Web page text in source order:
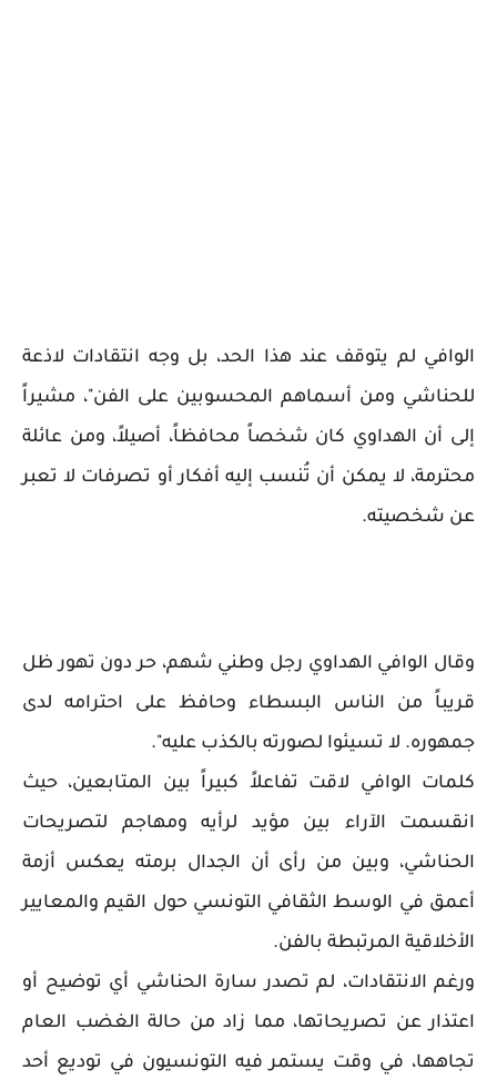
الوافي لم يتوقف عند هذا الحد، بل وجه انتقادات لاذعة
للحناشي ومن أسماهم المحسوبين على الفن"، مشيراً
إلى أن الهداوي كان شخصاً محافظاً، أصيلاً، ومن عائلة
محترمة، لا يمكن أن تُنسب إليه أفكار أو تصرفات لا تعبر
عن شخصيته.
وقال الوافي الهداوي رجل وطني شهم، حر دون تهور ظل
قريباً من الناس البسطاء وحافظ على احترامه لدى
جمهوره. لا تسيئوا لصورته بالكذب عليه".
كلمات الوافي لاقت تفاعلاً كبيراً بين المتابعين، حيث
انقسمت الآراء بين مؤيد لرأيه ومهاجم لتصريحات
الحناشي، وبين من رأى أن الجدال برمته يعكس أزمة
أعمق في الوسط الثقافي التونسي حول القيم والمعايير
الأخلاقية المرتبطة بالفن.
ورغم الانتقادات، لم تصدر سارة الحناشي أي توضيح أو
اعتذار عن تصريحاتها، مما زاد من حالة الغضب العام
تجاهها، في وقت يستمر فيه التونسيون في توديع أحد